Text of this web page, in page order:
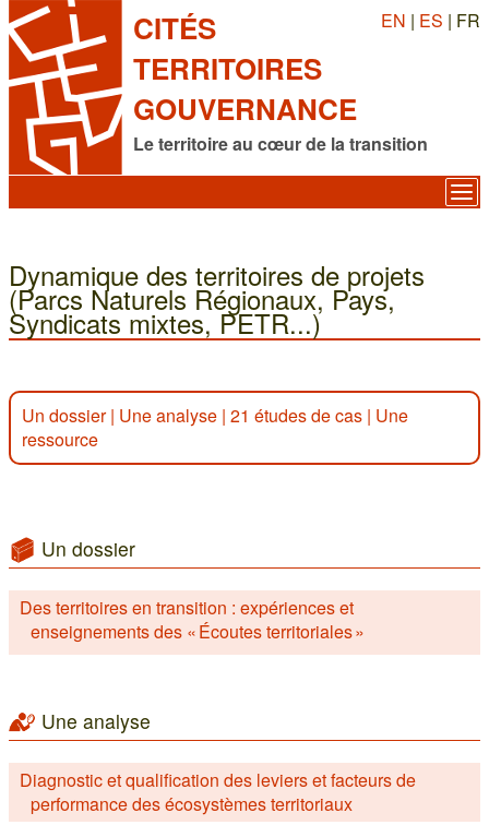
CITÉS
TERRITOIRES
GOUVERNANCE
Le territoire au cœur de la transition
EN | ES | FR
Dynamique des territoires de projets
(Parcs Naturels Régionaux, Pays,
Syndicats mixtes, PETR...)
Un dossier| Une analyse | 21 études de cas | Une
ressource
Un dossier
Des territoires en transition : expériences et
enseignements des « Écoutes territoriales »
Une analyse
Diagnostic et qualification des leviers et facteurs de
performance des écosystèmes territoriaux